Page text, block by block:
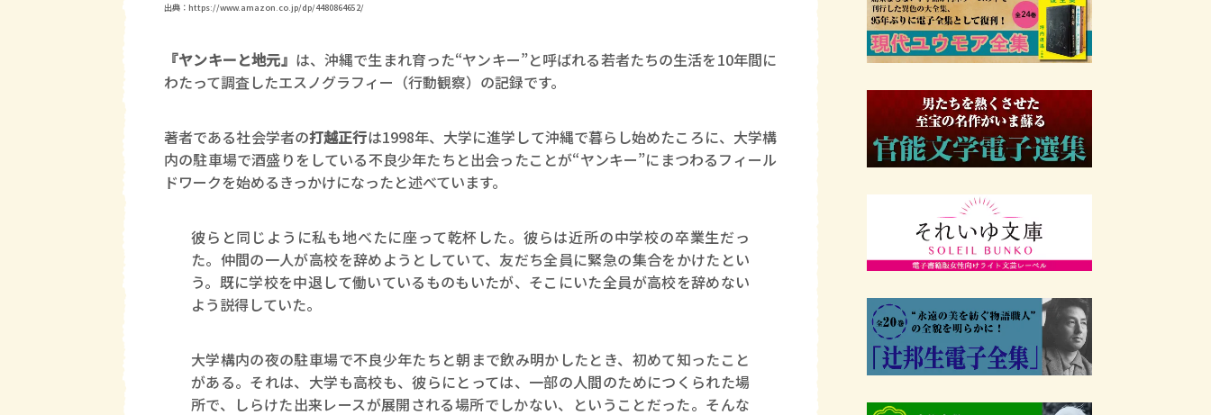
出典：https://www.amazon.co.jp/dp/4480864652/
『ヤンキーと地元』 は、沖縄で生まれ育った“ヤンキー”と呼ばれる若者たちの生活を10年間に
わたって調査したエスノグラフィー（行動観察）の記録です。
著者である社会学者の打越正行は1998年、大学に進学して沖縄で暮らし始めたころに、大学構
内の駐車場で酒盛りをしている不良少年たちと出会ったことが“ヤンキー”にまつわるフィール
ドワークを始めるきっかけになったと述べています。
彼らと同じように私も地べたに座って乾杯した。彼らは近所の中学校の卒業生だっ
た。仲間の一人が高校を辞めようとしていて、友だち全員に緊急の集合をかけたとい
う。既に学校を中退して働いているものもいたが、そこにいた全員が高校を辞めない
よう説得していた。
大学構内の夜の駐車場で不良少年たちと朝まで飲み明かしたとき、初めて知ったこと
がある。それは、大学も高校も、彼らにとっては、一部の人間のためにつくられた場
所で、しらけた出来レースが展開される場所でしかない、ということだった。そんな